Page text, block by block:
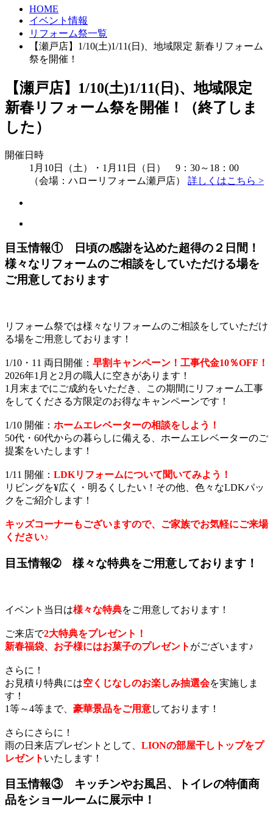
HOME
イベント情報
リフォーム祭一覧
【瀬戸店】1/10(土)1/11(日)、地域限定 新春リフォーム
祭を開催！
【瀬戸店】1/10(土)1/11(日)、地域限定
新春リフォーム祭を開催！（終了しま
した）
開催日時
1月10日（土）・1月11日（日） 9：30～18：00
（会場：ハローリフォーム瀬戸店） 詳しくはこちら >
目玉情報① 日頃の感謝を込めた超得の２日間！
様々なリフォームのご相談をしていただける場を
ご用意しております
リフォーム祭では様々なリフォームのご相談をしていただけ
る場をご用意しております！
1/10・11 両日開催： 早割キャンペーン！工事代金10％OFF！
2026年1月と2月の職人に空きがあります！
1月末までにご成約をいただき、この期間にリフォーム工事
をしてくださる方限定のお得なキャンペーンです！
1/10 開催： ホームエレベーターの相談をしよう！
50代・60代からの暮らしに備える、ホームエレベーターのご
提案をいたします！
1/11 開催： LDKリフォームについて聞いてみよう！
リビングを¥広く・明るくしたい！その他、色々なLDKパッ
クをご紹介します！
キッズコーナーもございますので、ご家族でお気軽にご来場
ください♪
目玉情報➁ 様々な特典をご用意しております！
イベント当日は様々な特典をご用意しております！
ご来店で2大特典をプレゼント！
新春福袋、お子様にはお菓子のプレゼント がございます♪
さらに！
お見積り特典には空くじなしのお楽しみ抽選会を実施しま
す！
1等～4等まで、 豪華景品をご用意しております！
さらにさらに！
雨の日来店プレゼントとして、 LIONの部屋干しトップをプ
レゼント いたします！
目玉情報③ キッチンやお風呂、トイレの特価商
品をショールームに展示中！